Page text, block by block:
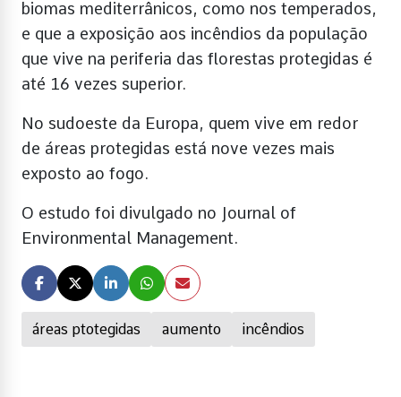
áreas ptotegidas aumento incêndios
biomas mediterrânicos, como nos temperados,
e que a exposição aos incêndios da população
que vive na periferia das florestas protegidas é
até 16 vezes superior.
No sudoeste da Europa, quem vive em redor
de áreas protegidas está nove vezes mais
exposto ao fogo.
O estudo foi divulgado no Journal of
Environmental Management.